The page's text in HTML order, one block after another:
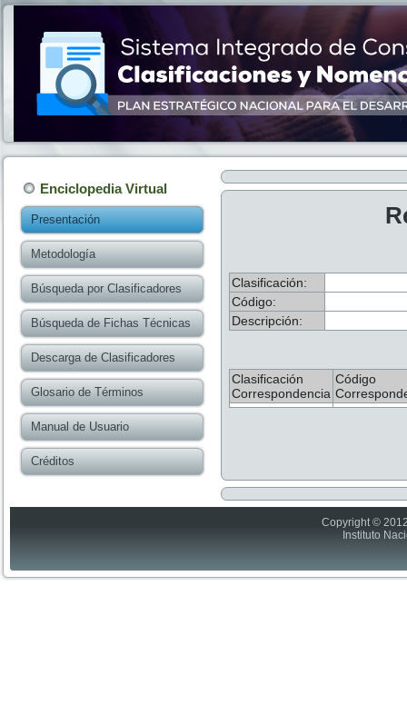
Enciclopedia Virtual
Presentación
Metodología
Búsqueda por Clasificadores
Búsqueda de Fichas Técnicas
Descarga de Clasificadores
Glosario de Términos
Manual de Usuario
Créditos
Clasificación:
Código:
Descripción:
Clasificación
Correspondencia
Código
Copyright ©
Instituto